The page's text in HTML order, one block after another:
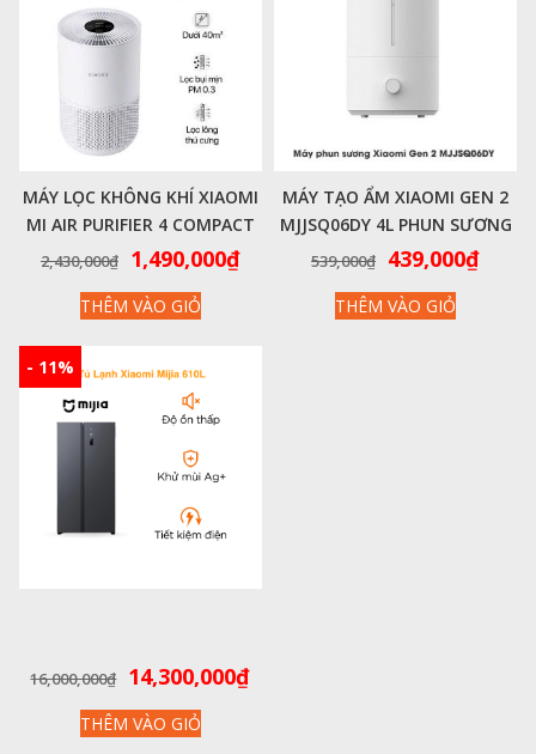
MÁY LỌC KHÔNG KHÍ XIAOMI
MI AIR PURIFIER 4 COMPACT
CHÍNH HÃNG
2,430,000₫
Giá
gốc
là:
1,490,000₫Giá
THÊM VÀO GIỎ
MÁY TẠO ẨM XIAOMI GEN 2
MJJSQ06DY 4L PHUN SƯƠNG
TẠO ION ÂM KHỬ KHUẨN
539,000₫
Giá
gốc
là:
439,000₫Giá
THÊM VÀO GIỎ
- 11%
16,000,000₫ Giá
gốc
là:
14,300,000₫Giá
THÊM VÀO GIỎ